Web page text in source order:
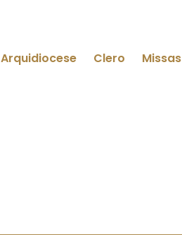
Arquidiocese Clero Missas